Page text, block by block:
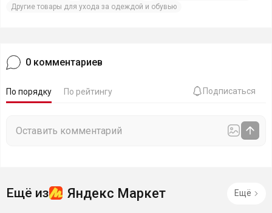
Другие товары для ухода за одеждой и обувью
0 комментариев
По порядку По рейтингу Подписаться
Ещё из Яндекс Маркет Ещё